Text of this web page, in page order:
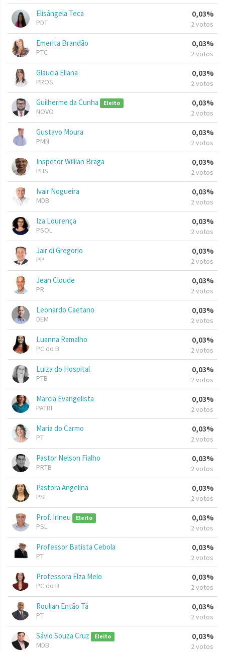
Elisângela Teca
PDT
0,03%
2 votos
Emerita Brandão
PTC
0,03%
2 votos
Glaucia Eliana
PROS
0,03%
2 votos
Guilherme da Cunha Eleito
NOVO
0,03%
2 votos
Gustavo Moura
PMN
0,03%
2 votos
Inspetor Willian Braga
PHS
0,03%
2 votos
Ivair Nogueira
MDB
0,03%
2 votos
Iza Lourença
PSOL
0,03%
2 votos
Jair di Gregorio
PP
0,03%
2 votos
Jean Cloude
PR
0,03%
2 votos
Leonardo Caetano
DEM
0,03%
2 votos
Luanna Ramalho
PC do B
0,03%
2 votos
Luiza do Hospital
PTB
0,03%
2 votos
Marcia Evangelista
PATRI
0,03%
2 votos
Maria do Carmo
PT
0,03%
2 votos
Pastor Nelson Fialho
PRTB
0,03%
2 votos
Pastora Angelina
PSL
0,03%
2 votos
Prof. Irineu Eleito
PSL
0,03%
2 votos
Professor Batista Cebola
PT
0,03%
2 votos
Professora Elza Melo
PC do B
0,03%
2 votos
Roulian Então Tá
PT
0,03%
2 votos
Sávio Souza Cruz Eleito
MDB
0,03%
2 votos